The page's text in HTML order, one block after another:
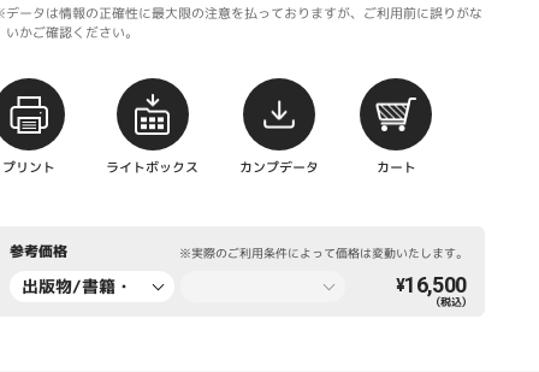
ータは情報の正確性に最大限の注意を払っておりますが、ご利用前に誤りがな
いかご確認ください。
プリント ライトボックス カンプデータ カート
参考価格 ※実際のご利用条件によって価格は変動いたします。
出版物/書籍・
¥16,500
（税込）